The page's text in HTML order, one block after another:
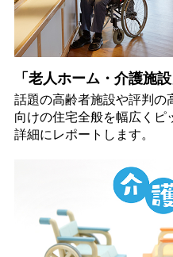
「老人ホーム・介護施
話題の高齢者施設や評判の
向けの住宅全般を幅広くピ
詳細にレポートします。